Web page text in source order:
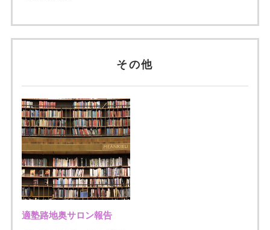
その他
適塾路地奥サロン報告